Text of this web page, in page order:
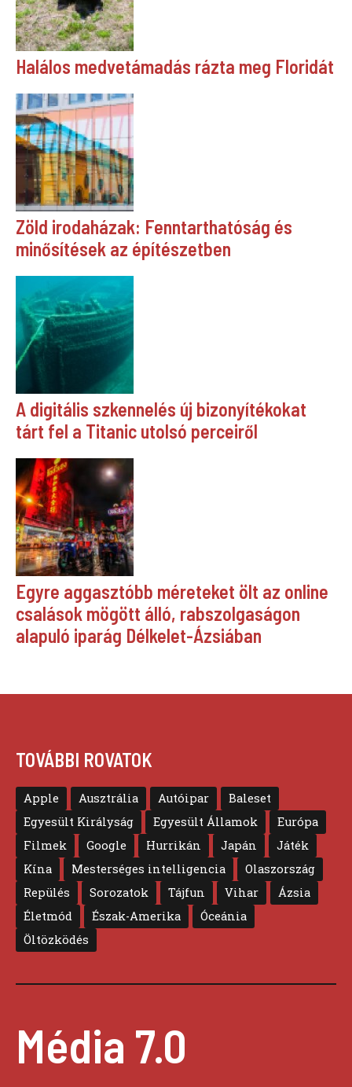
Halálos medvetámadás rázta meg Floridát
Zöld irodaházak: Fenntarthatóság és
minősítések az építészetben
A digitális szkennelés új bizonyítékokat
tárt fel a Titanic utolsó perceiről
Egyre aggasztóbb méreteket ölt az online
csalások mögött álló, rabszolgaságon
alapuló iparág Délkelet-Ázsiában
TOVÁBBI ROVATOK
Apple Ausztrália Autóipar
Baleset
Egyesült Királyság
Egyesült Államok
Európa
Filmek
Google Hurrikán Japán
Játék
Kína
Mesterséges intelligencia
Olaszország
Repülés
Sorozatok Tájfun Vihar
Ázsia
Életmód
Észak-Amerika
Óceánia
Öltözködés
Média 7.0